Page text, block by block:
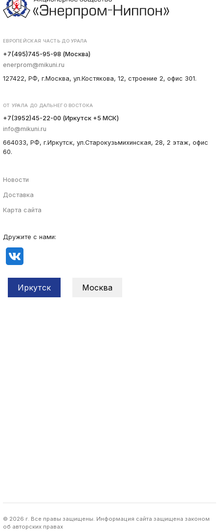
ЕВРОПЕЙСКАЯ ЧАСТЬ ДО УРАЛА
+7(495)745-95-98 (Москва)
enerprom@mikuni.ru
127422, РФ, г.Москва, ул.Костякова, 12, строение 2, офис 301.
ОТ УРАЛА ДО ДАЛЬНЕГО ВОСТОКА
+7(3952)45-22-00 (Иркутск +5 МСК)
info@mikuni.ru
664033, РФ, г.Иркутск, ул.Старокузьмихинская, 28, 2 этаж, офис
60.
Новости
Доставка
Карта сайта
Дружите с нами:
Иркутск Москва
© 2026 г. Все правы защищены. Информация сайта защищена законом
об авторских правах